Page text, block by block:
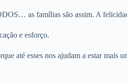
as famílias são assim. A
e esforço.
até esses nos ajudam a estar mais